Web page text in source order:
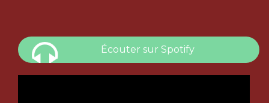
Écouter sur Spotify